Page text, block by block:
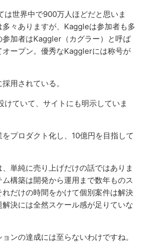
は世界中で900万人ほどだと思いま
々ありますが、Kaggleは参加者も多
参加者はKaggler（カグラー）と呼ば
ープン。優秀なKagglerには称号が
用されている。
けていて、サイトにも明示していま
プロダクト化し、10億円を目指して
単純に売り上げだけの話ではありま
構築は開発から運用まで数年ものス
だけの時間をかけて個別案件は解決
決には全然スケール感が足りていな
ンの達成には至らないわけですね。